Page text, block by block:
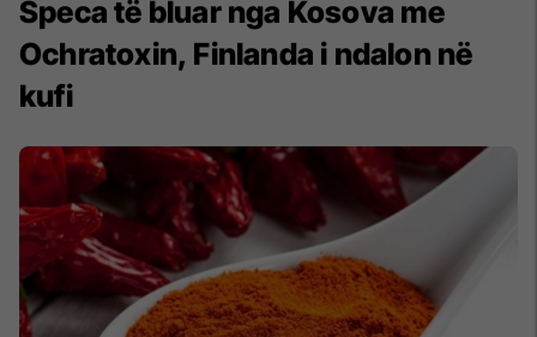
Speca të bluar nga Kosova me
Ochratoxin, Finlanda i ndalon në
kufi